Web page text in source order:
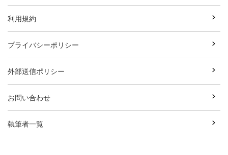
利用規約
プライバシーポリシー
外部送信ポリシー
お問い合わせ
執筆者一覧